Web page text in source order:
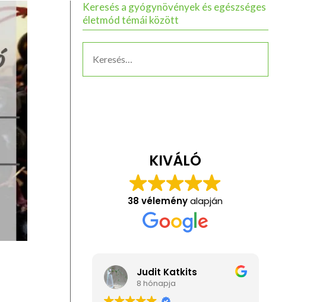
Keresés a gyógynövények és egészséges
életmód témái között
KIVÁLÓ
38 véleményalapján
Judit Katkits
8 hónapja